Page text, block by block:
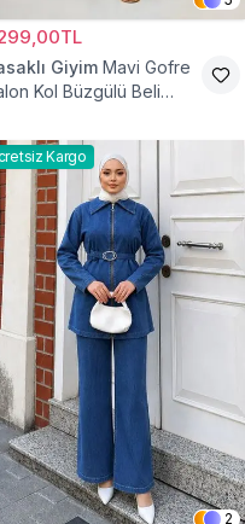
Giyim Mavi Gofre
Kol Büzgülü Beli
Kargo
2